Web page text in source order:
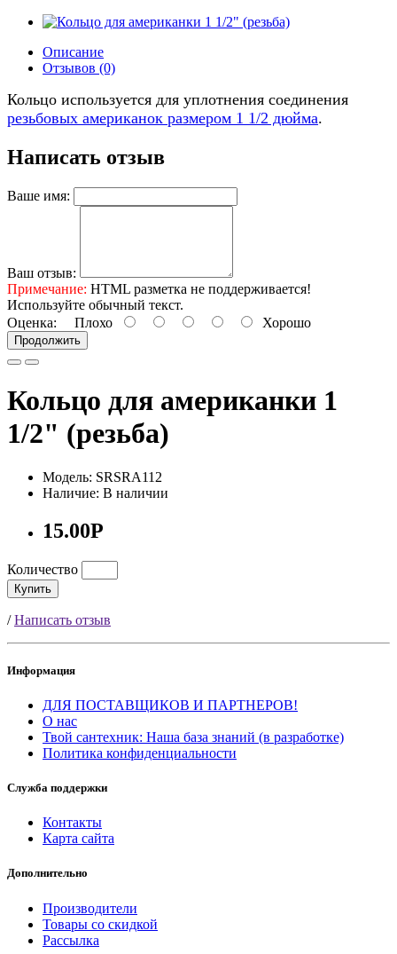
Описание
Отзывов (0)
Кольцо используется для уплотнения соединения
резьбовых американок размером 1 1/2 дюйма.
Написать отзыв
Ваше имя:
Ваш отзыв:
Примечание: HTML разметка не поддерживается!
Используйте обычный текст.
Оценка: Плохо Хорошо
Продолжить
Кольцо для американки 1
1/2" (резьба)
Модель: SRSRA112
Наличие: В наличии
15.00Р
Количество
Купить
/Написать отзыв
Информация
ДЛЯ ПОСТАВЩИКОВ И ПАРТНЕРОВ!
О нас
Твой сантехник: Наша база знаний (в разработке)
Политика конфиденциальности
Служба поддержки
Контакты
Карта сайта
Дополнительно
Производители
Товары со скидкой
Рассылка